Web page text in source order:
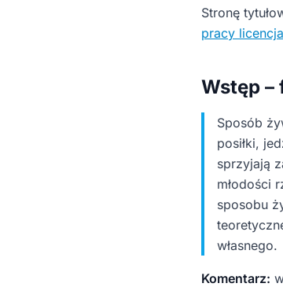
Stronę
pracy
Wstęp
Sposób
posiłki,
sprzyjają
młodości
sposobu
własnego.
Komentarz: